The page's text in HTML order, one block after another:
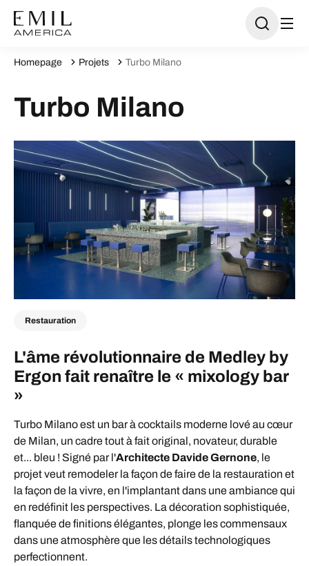
Homepage Projets Turbo Milano
Turbo Milano
Restauration
L'âme révolutionnaire de Medley by
Ergon fait renaître le « mixology bar
»
Turbo Milano est un bar à cocktails moderne lové au cœur
de Milan, un cadre tout à fait original, novateur, durable
et... bleu ! Signé par l'Architecte Davide Gernone, le
projet veut remodeler la façon de faire de la restauration et
la façon de la vivre, en l'implantant dans une ambiance qui
en redéfinit les perspectives. La décoration sophistiquée,
flanquée de finitions élégantes, plonge les commensaux
dans une atmosphère que les détails technologiques
perfectionnent.